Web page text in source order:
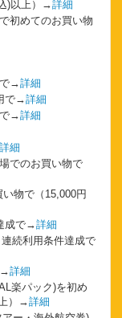
)以上）→詳細
初めてのお買い物
→詳細
で→詳細
→詳細
詳細
でのお買い物で
物で（15,000円
成で→詳細
続利用条件達成で
→詳細
楽パック)を初め
）→詳細